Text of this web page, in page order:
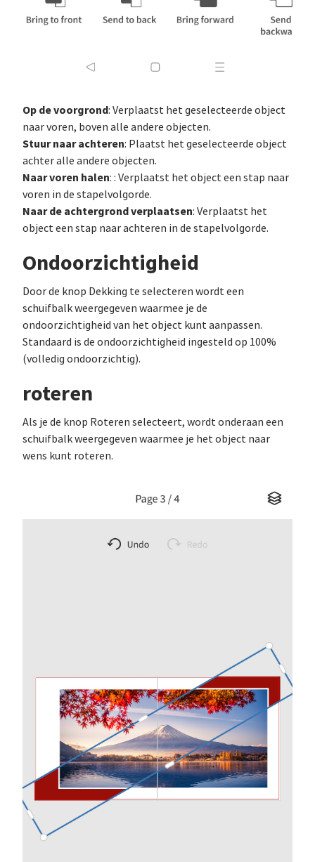
Op de voorgrond: Verplaatst het geselecteerde object
naar voren, boven alle andere objecten.
Stuur naar achteren: Plaatst het geselecteerde object
achter alle andere objecten.
Naar voren halen: : Verplaatst het object een stap naar
voren in de stapelvolgorde.
Naar de achtergrond verplaatsen: Verplaatst het
object een stap naar achteren in de stapelvolgorde.
Ondoorzichtigheid
Door de knop Dekking te selecteren wordt een
schuifbalk weergegeven waarmee je de
ondoorzichtigheid van het object kunt aanpassen.
Standaard is de ondoorzichtigheid ingesteld op 100%
(volledig ondoorzichtig).
roteren
Als je de knop Roteren selecteert, wordt onderaan een
schuifbalk weergegeven waarmee je het object naar
wens kunt roteren.